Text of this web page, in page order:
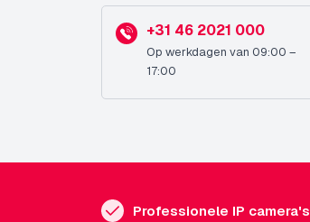
+31 46 2021 000
Op werkdagen van 09:00 –
17:00
Professionele IP camera's